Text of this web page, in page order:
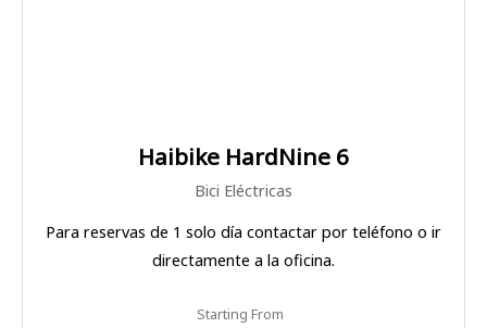
Haibike HardNine 6
Bici Eléctricas
Para reservas de 1 solo día contactar por teléfono o ir
directamente a la oficina.
Starting From